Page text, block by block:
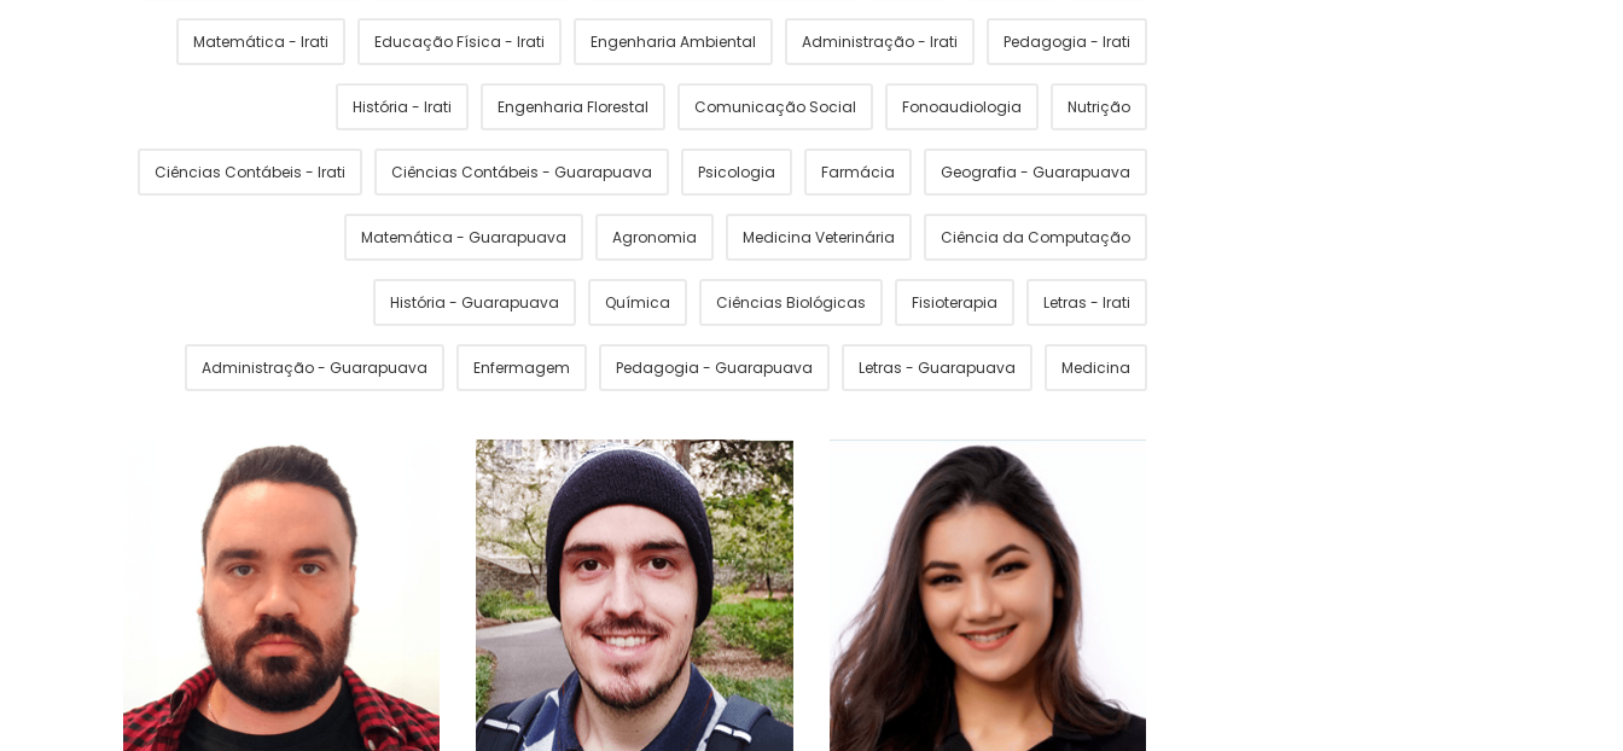
Matemática - Irati Educação Física - Irati Engenharia Ambiental Administração - Irati Pedagogia - Irati
História - Irati Engenharia Florestal Comunicação Social Fonoaudiologia Nutrição
Ciências Contábeis - Irati Ciências Contábeis - Guarapuava Psicologia Farmácia Geografia - Guarapuava
Matemática - Guarapuava Agronomia Medicina Veterinária Ciência da Computação
História - Guarapuava Química Ciências Biológicas Fisioterapia Letras - Irati
Administração - Guarapuava Enfermagem Pedagogia - Guarapuava Letras - Guarapuava Medicina